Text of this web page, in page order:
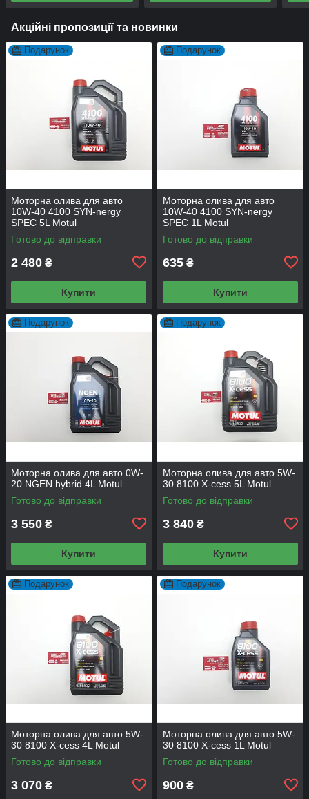
Акційні пропозиції та новинки
Подарунок
Моторна олива для авто
10W-40 4100 SYN-nergy
SPEC 5L Motul
Готово до відправки
2 480 ₴
Купити
Подарунок
Моторна олива для авто
10W-40 4100 SYN-nergy
SPEC 1L Motul
Готово до відправки
635 ₴
Купити
Подарунок
Моторна олива для авто 0W-
20 NGEN hybrid 4L Motul
Готово до відправки
3 550 ₴
Купити
Подарунок
Моторна олива для авто 5W-
30 8100 X-cess 5L Motul
Готово до відправки
3 840 ₴
Купити
Подарунок
Моторна олива для авто 5W-
30 8100 X-cess 4L Motul
Готово до відправки
3 070 ₴
Подарунок
Моторна олива для авто 5W-
30 8100 X-cess 1L Motul
Готово до відправки
900 ₴